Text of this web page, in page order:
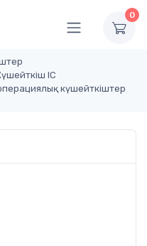
0
IC
күшейткіштер